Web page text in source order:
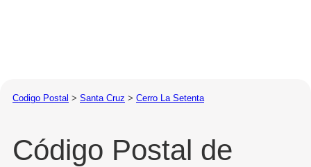
Codigo Postal > Santa Cruz > Cerro La Setenta
Código Postal de